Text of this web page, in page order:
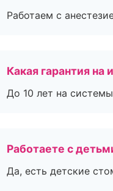
Работаем с
Какая гарантия на
До 10 лет на
Работаете с
Да, есть детские